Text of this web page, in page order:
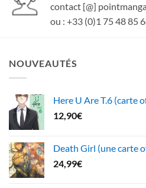
contact [@]
ou : +33 (0)1 75 48 85
NOUVEAUTÉS
Here U Are T.6 (carte
12,90€
Death Girl (une carte
24,99€